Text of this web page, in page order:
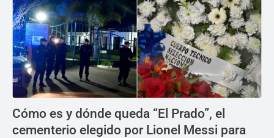
Cómo es y dónde queda “El Prado”, el
cementerio elegido por Lionel Messi para